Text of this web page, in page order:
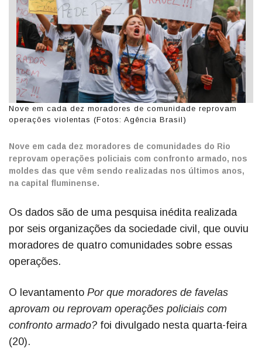
Nove em cada dez moradores de comunidade reprovam
operações violentas (Fotos: Agência Brasil)
Nove em cada dez moradores de comunidades do Rio
reprovam operações policiais com confronto armado, nos
moldes das que vêm sendo realizadas nos últimos anos,
na capital fluminense.
Os dados são de uma pesquisa inédita realizada
por seis organizações da sociedade civil, que ouviu
moradores de quatro comunidades sobre essas
operações.
O levantamento Por que moradores de favelas
aprovam ou reprovam operações policiais com
confronto armado? foi divulgado nesta quarta-feira
(20).